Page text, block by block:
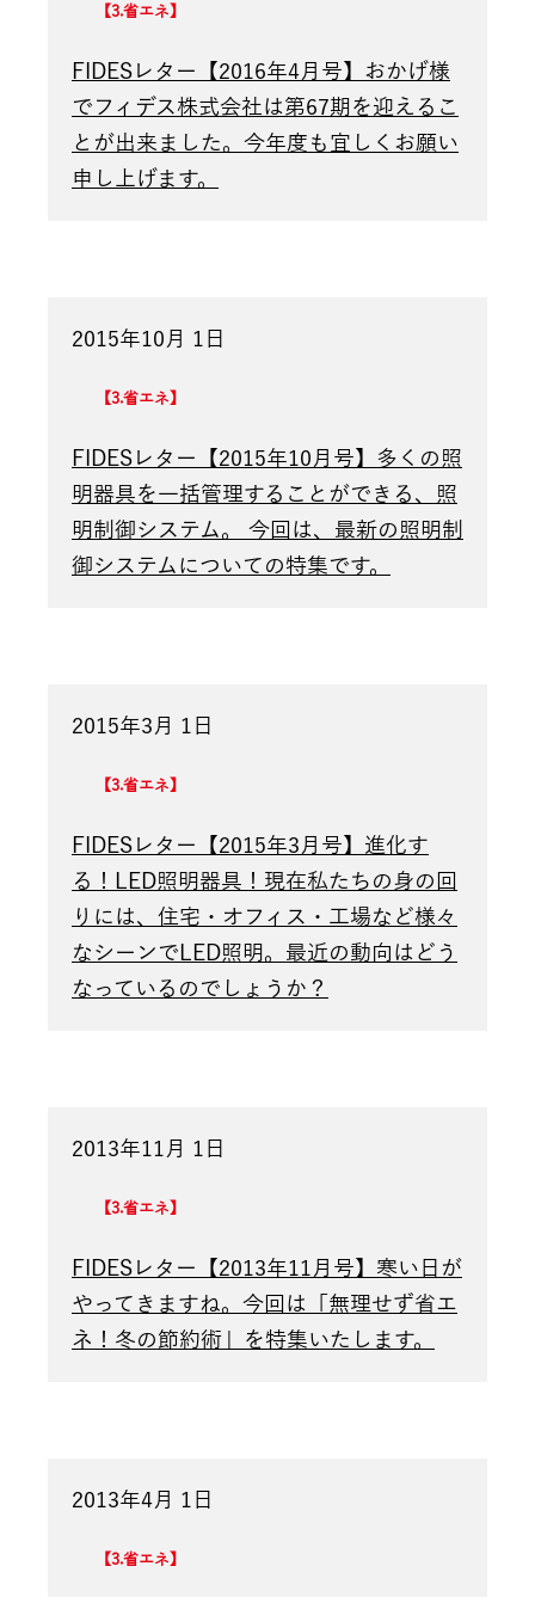
3.省エネ
FIDESレター【2016年4月号】おかげ様
でフィデス株式会社は第67期を迎えるこ
とが出来ました。今年度も宜しくお願い
申し上げます。
2015年10月 1日
3.省エネ
FIDESレター【2015年10月号】多くの照
明器具を一括管理することができる、照
明制御システム。 今回は、最新の照明制
御システムについての特集です。
2015年3月 1日
3.省エネ
FIDESレター【2015年3月号】進化す
る！LED照明器具！現在私たちの身の回
りには、住宅・オフィス・工場など様々
なシーンでLED照明。最近の動向はどう
なっているのでしょうか？
2013年11月 1日
3.省エネ
FIDESレター【2013年11月号】寒い日が
やってきますね。今回は「無理せず省エ
ネ！冬の節約術」を特集いたします。
2013年4月 1日
3.省エネ